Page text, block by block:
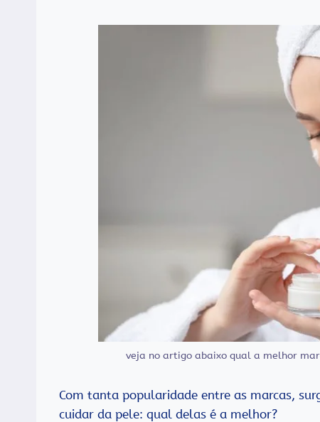
veja no artigo abaixo qual a melhor
Com tanta popularidade entre as marcas,
cuidar da pele: qual delas é a melhor?